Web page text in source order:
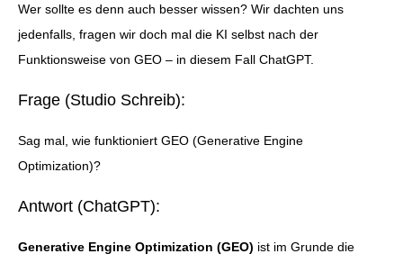
Wer sollte es denn auch besser wissen? Wir dachten uns
jedenfalls, fragen wir doch mal die KI selbst nach der
Funktionsweise von GEO – in diesem Fall ChatGPT.
Frage (Studio Schreib):
Sag mal, wie funktioniert GEO (Generative Engine
Optimization)?
Antwort (ChatGPT):
Generative Engine Optimization (GEO) ist im Grunde die